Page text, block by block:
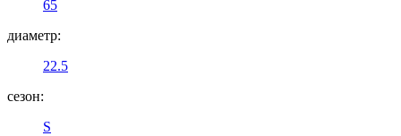
65
диаметр:
22.5
сезон:
S